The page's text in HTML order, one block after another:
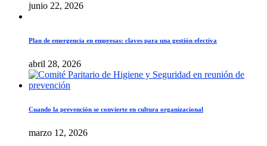
junio 22, 2026
Plan de emergencia en empresas: claves para una gestión efectiva
abril 28, 2026
Cuando la prevención se convierte en cultura organizacional
marzo 12, 2026